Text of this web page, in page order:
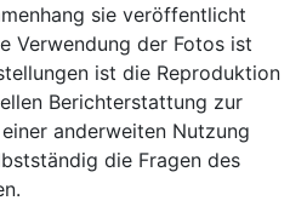
sie veröffentlicht
Verwendung der Fotos ist
ist die Reproduktion
Berichterstattung zur
anderweiten Nutzung
die Fragen des